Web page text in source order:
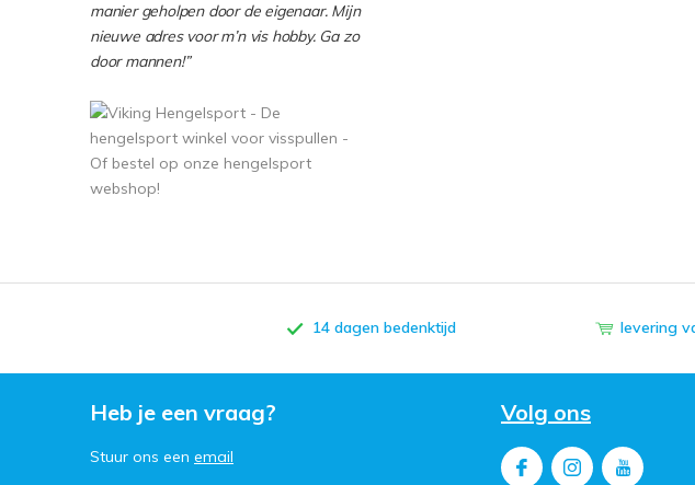
manier geholpen door de eigenaar. Mijn
nieuwe adres voor m’n vis hobby. Ga zo
door mannen!”
14 dagen bedenktijd levering
Heb je een vraag?
Stuur ons een email
Volg ons